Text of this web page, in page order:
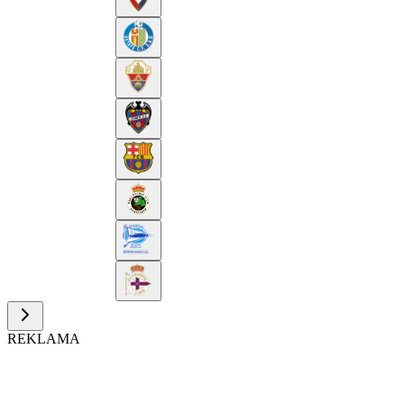
REKLAMA